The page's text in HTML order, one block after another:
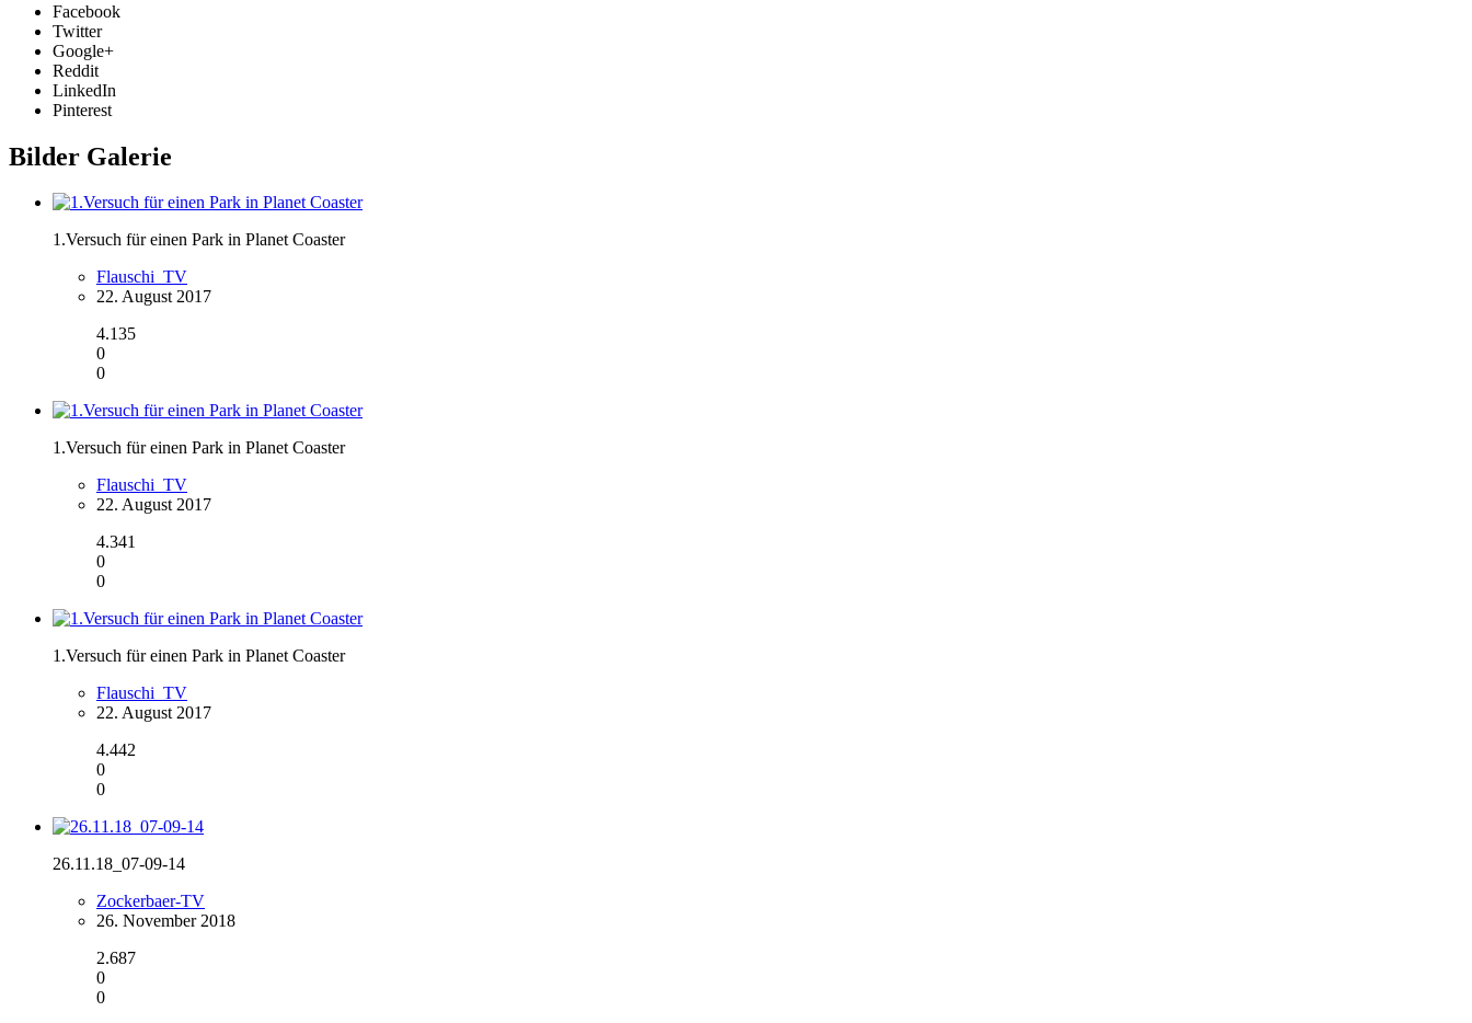
Facebook
Twitter
Google+
Reddit
LinkedIn
Pinterest
Bilder Galerie
1.Versuch für einen Park in Planet Coaster
Flauschi_TV
22. August 2017
4.135
0
0
1.Versuch für einen Park in Planet Coaster
Flauschi_TV
22. August 2017
4.341
0
0
1.Versuch für einen Park in Planet Coaster
Flauschi_TV
22. August 2017
4.442
0
0
26.11.18_07-09-14
Zockerbaer-TV
26. November 2018
2.687
0
0